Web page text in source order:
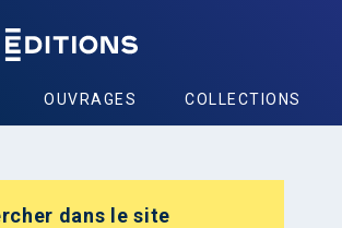
OUVRAGES COLLECTIONS
dans le site